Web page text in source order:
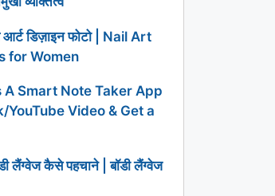
डिज़ाइन फोटो | Nail Art
for Women
A Smart Note Taker App
YouTube Video & Get a
लैंग्वेज कैसे पहचाने | बॉडी लैंग्वेज